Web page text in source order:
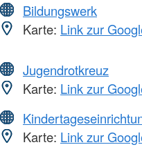
Bildungswerk
Karte: Link zur
Jugendrotkreuz
Karte: Link zur
Karte: Link zur